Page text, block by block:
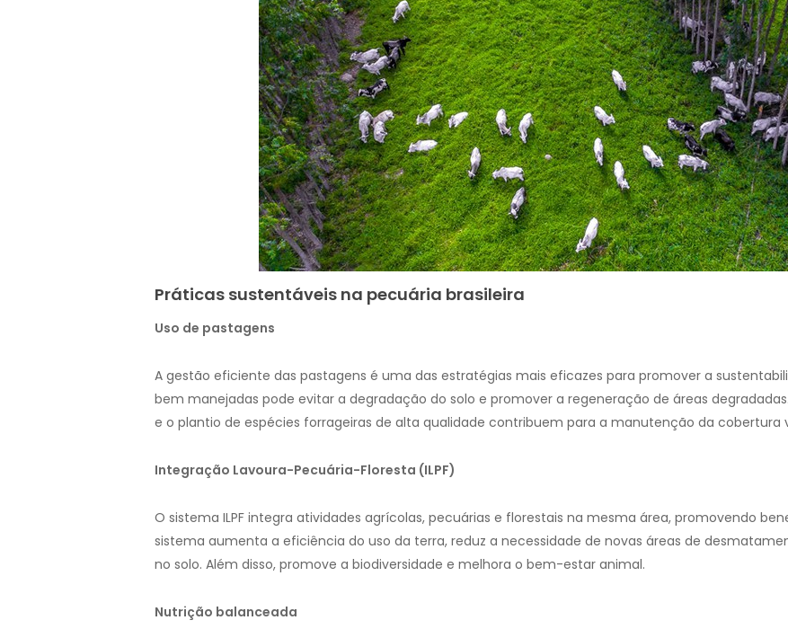
Práticas sustentáveis na pecuária brasileira
Uso de pastagens
A gestão eficiente das pastagens é uma das estratégias mais eficazes para promover a
bem manejadas pode evitar a degradação do solo e promover a regeneração de áreas
e o plantio de espécies forrageiras de alta qualidade contribuem para a manutenção da cobertura
Integração Lavoura-Pecuária-Floresta (ILPF)
O sistema ILPF integra atividades agrícolas, pecuárias e florestais na mesma área, promovendo
sistema aumenta a eficiência do uso da terra, reduz a necessidade de novas áreas de
no solo. Além disso, promove a biodiversidade e melhora o bem-estar animal.
Nutrição balanceada